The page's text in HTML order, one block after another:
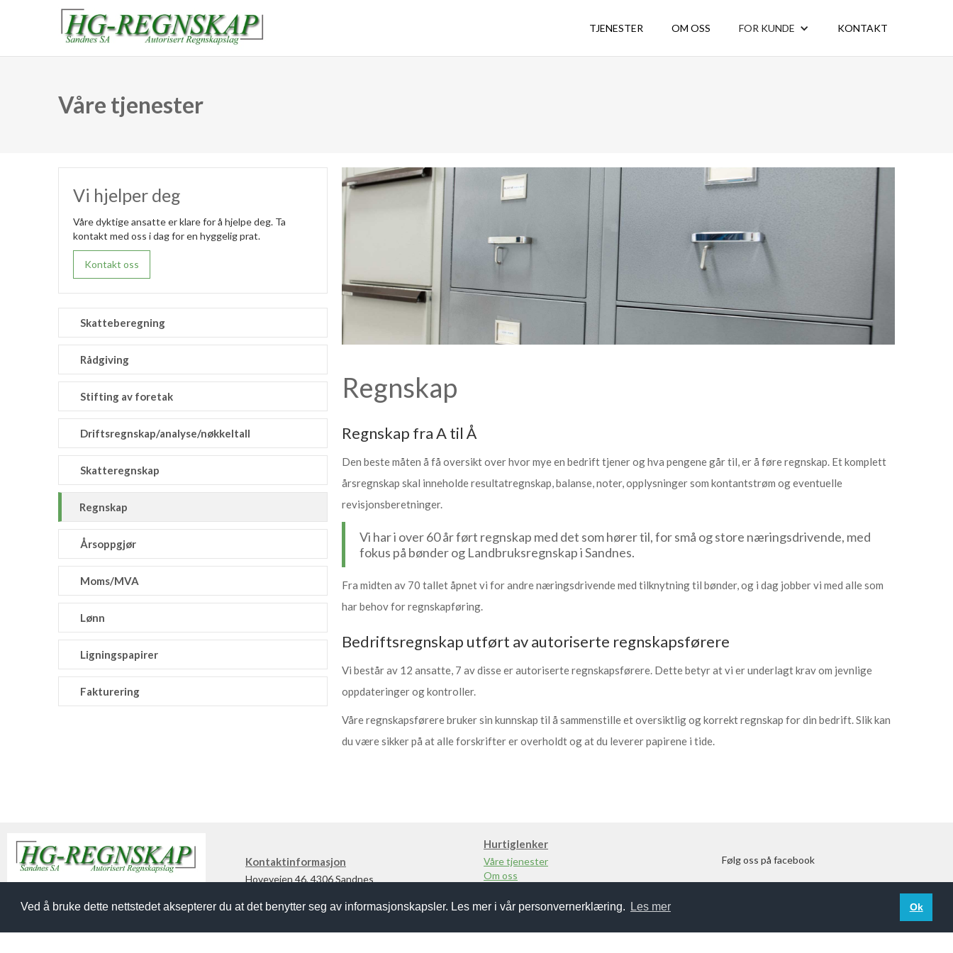
Ved å bruke dette nettstedet aksepterer du at det benytter seg av informasjonskapsler. Les mer i vår personvernerklæring. Les mer Ok
TJENESTER OM OSS FOR KUNDE KONTAKT
Våre tjenester
Vi hjelper deg
Våre dyktige ansatte er klare for å hjelpe deg. Ta
kontakt med oss i dag for en hyggelig prat.
Kontakt oss
Skatteberegning
Rådgiving
Stifting av foretak
Driftsregnskap/analyse/nøkkeltall
Skatteregnskap
Regnskap
Årsoppgjør
Moms/MVA
Lønn
Ligningspapirer
Fakturering
Regnskap
Regnskap fra A til Å
Den beste måten å få oversikt over hvor mye en bedrift tjener og hva pengene går til, er å føre regnskap. Et komplett
årsregnskap skal inneholde resultatregnskap, balanse, noter, opplysninger som kontantstrøm og eventuelle
revisjonsberetninger.
Vi har i over 60 år ført regnskap med det som hører til, for små og store næringsdrivende, med
fokus på bønder og Landbruksregnskap i Sandnes.
Fra midten av 70 tallet åpnet vi for andre næringsdrivende med tilknytning til bønder, og i dag jobber vi med alle som
har behov for regnskapføring.
Bedriftsregnskap utført av autoriserte regnskapsførere
Vi består av 12 ansatte, 7 av disse er autoriserte regnskapsførere. Dette betyr at vi er underlagt krav om jevnlige
oppdateringer og kontroller.
Våre regnskapsførere bruker sin kunnskap til å sammenstille et oversiktlig og korrekt regnskap for din bedrift. Slik kan
du være sikker på at alle forskrifter er overholdt og at du leverer papirene i tide.
Utviklet og designet av Vecora AS
Kontaktinformasjon
Hoveveien 46, 4306 Sandnes
Send oss e-post
Hurtiglenker
Våre tjenester
Om oss
Kontakt
Følg oss på facebook